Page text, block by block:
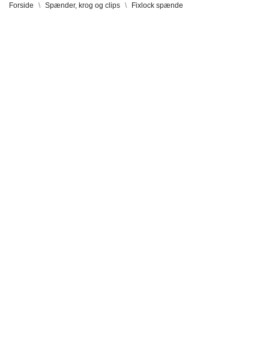
Forside Spænder, krog og clips Fixlock spænde